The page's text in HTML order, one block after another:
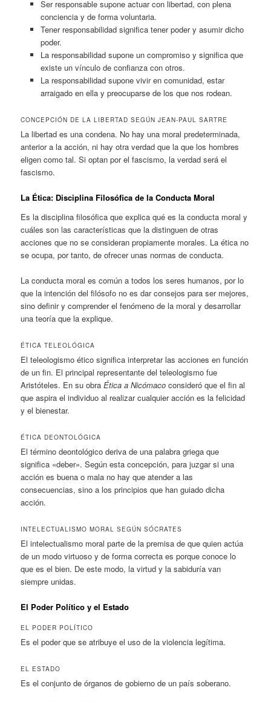
Ser responsable supone actuar con libertad, con plena
conciencia y de forma voluntaria.
Tener responsabilidad significa tener poder y asumir dicho
poder.
La responsabilidad supone un compromiso y significa que
existe un vínculo de confianza con otros.
La responsabilidad supone vivir en comunidad, estar
arraigado en ella y preocuparse de los que nos rodean.
CONCEPCIÓN DE LA LIBERTAD SEGÚN JEAN-PAUL SARTRE
La libertad es una condena. No hay una moral predeterminada,
anterior a la acción, ni hay otra verdad que la que los hombres
eligen como tal. Si optan por el fascismo, la verdad será el
fascismo.
La Ética: Disciplina Filosófica de la Conducta Moral
Es la disciplina filosófica que explica qué es la conducta moral y
cuáles son las características que la distinguen de otras
acciones que no se consideran propiamente morales. La ética no
se ocupa, por tanto, de ofrecer unas normas de conducta.
La conducta moral es común a todos los seres humanos, por lo
que la intención del filósofo no es dar consejos para ser mejores,
sino definir y comprender el fenómeno de la moral y desarrollar
una teoría que la explique.
ÉTICA TELEOLÓGICA
El teleologismo ético significa interpretar las acciones en función
de un fin. El principal representante del teleologismo fue
Aristóteles. En su obraÉtica a Nicómaco consideró que el fin al
que aspira el individuo al realizar cualquier acción es la felicidad
y el bienestar.
ÉTICA DEONTOLÓGICA
El término deontológico deriva de una palabra griega que
significa «deber». Según esta concepción, para juzgar si una
acción es buena o mala no hay que atender a las
consecuencias, sino a los principios que han guiado dicha
acción.
INTELECTUALISMO MORAL SEGÚN SÓCRATES
El intelectualismo moral parte de la premisa de que quien actúa
de un modo virtuoso y de forma correcta es porque conoce lo
que es el bien. De este modo, la virtud y la sabiduría van
siempre unidas.
El Poder Político y el Estado
EL PODER POLÍTICO
Es el poder que se atribuye el uso de la violencia legítima.
EL ESTADO
Es el conjunto de órganos de gobierno de un país soberano.